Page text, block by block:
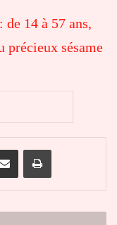
14 à 57 ans,
précieux sésame
Partager par email Imprimer